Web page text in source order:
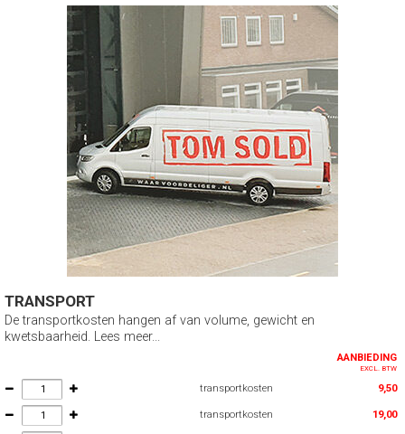
TRANSPORT
De transportkosten hangen af van volume, gewicht en
kwetsbaarheid. Lees meer...
AANBIEDING
EXCL. BTW
transportkosten 9,50
transportkosten 19,00